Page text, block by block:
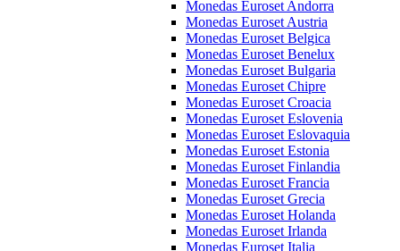
Monedas Euroset Andorra
Monedas Euroset Austria
Monedas Euroset Belgica
Monedas Euroset Benelux
Monedas Euroset Bulgaria
Monedas Euroset Chipre
Monedas Euroset Croacia
Monedas Euroset Eslovenia
Monedas Euroset Eslovaquia
Monedas Euroset Estonia
Monedas Euroset Finlandia
Monedas Euroset Francia
Monedas Euroset Grecia
Monedas Euroset Holanda
Monedas Euroset Irlanda
Monedas Euroset Italia